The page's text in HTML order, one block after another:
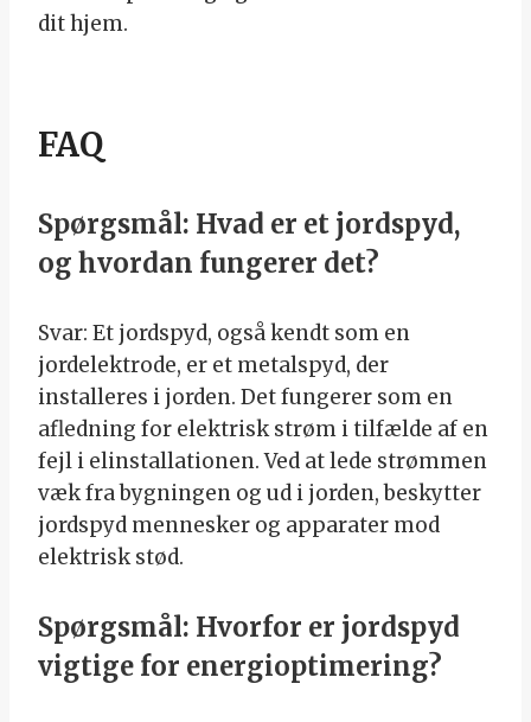
dit hjem.
FAQ
Spørgsmål: Hvad er et jordspyd,
og hvordan fungerer det?
Svar: Et jordspyd, også kendt som en
jordelektrode, er et metalspyd, der
installeres i jorden. Det fungerer som en
afledning for elektrisk strøm i tilfælde af en
fejl i elinstallationen. Ved at lede strømmen
væk fra bygningen og ud i jorden, beskytter
jordspyd mennesker og apparater mod
elektrisk stød.
Spørgsmål: Hvorfor er jordspyd
vigtige for energioptimering?